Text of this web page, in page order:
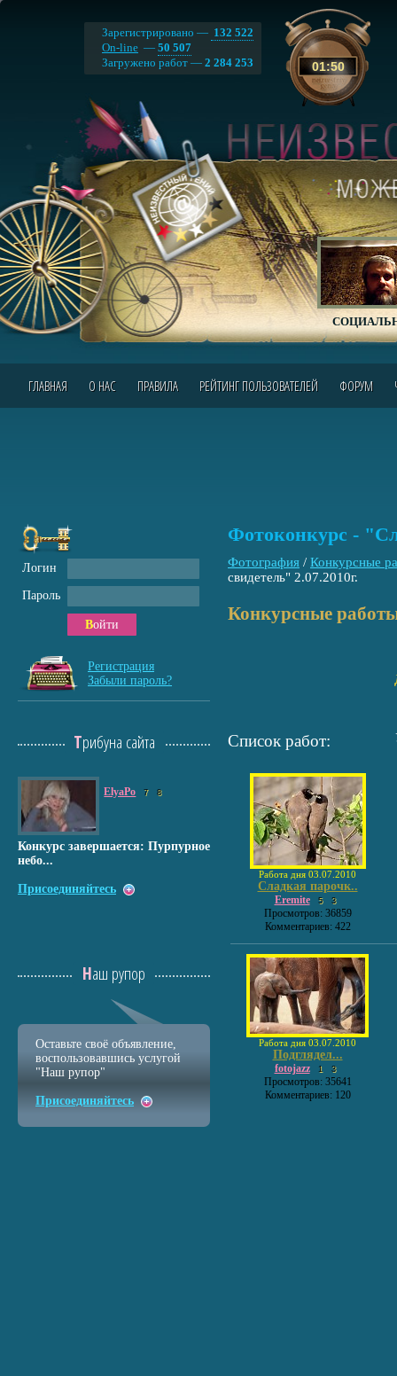
01:50
Зарегистрировано — 132 522
On-line — 50 507
Загружено работ — 2 284 253
ГЛАВНАЯ О НАС ПРАВИЛА РЕЙТИНГ ПОЛЬЗОВАТЕЛЕЙ ФОРУМ
Фотоконкурс -
Фотография / Конкурсные
свидетель" 2.07.2010г.
Конкурсные
Список работ:
Работа дня 03.07.2010
Сладкая парочк..
Eremite 5 3
Просмотров: 36859
Комментариев: 422
Работа дня 03.07.2010
Подглядел...
fotojazz 1 3
Просмотров: 35641
Комментариев: 120
Логин
Пароль
Войти
Регистрация
Забыли пароль?
Трибуна сайта
ElyaPo 7 8
Конкурс завершается: Пурпурное
небо...
Присоединяйтесь
Наш рупор
Оставьте своё объявление,
воспользовавшись услугой
"Наш рупор"
Присоединяйтесь